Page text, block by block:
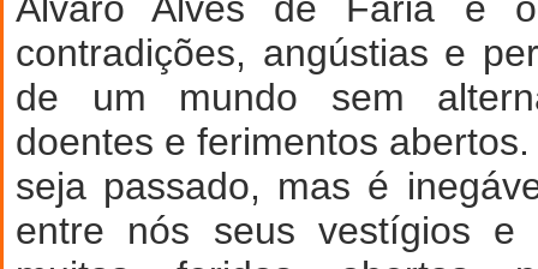
contradições, angústias e
de um mundo sem
doentes e ferimentos
seja passado, mas é
entre nós seus vestígios e